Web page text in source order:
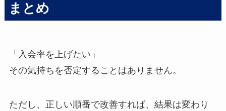
まとめ
「入会率を上げたい」
その気持ちを否定することはありません。
ただし、正しい順番で改善すれば、結果は変わり